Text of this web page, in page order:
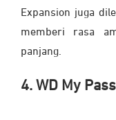
Expansion juga
memberi rasa
panjang.
4. WD My